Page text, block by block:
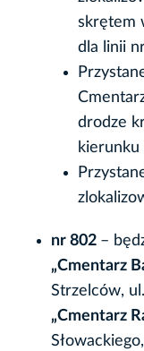
skrętem
dla linii
drodze
kierunku
nr 802 –
„Cmentarz
Strzelców,
„Cmentarz